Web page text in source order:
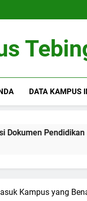
DATA KAMPUS
Kampus yang